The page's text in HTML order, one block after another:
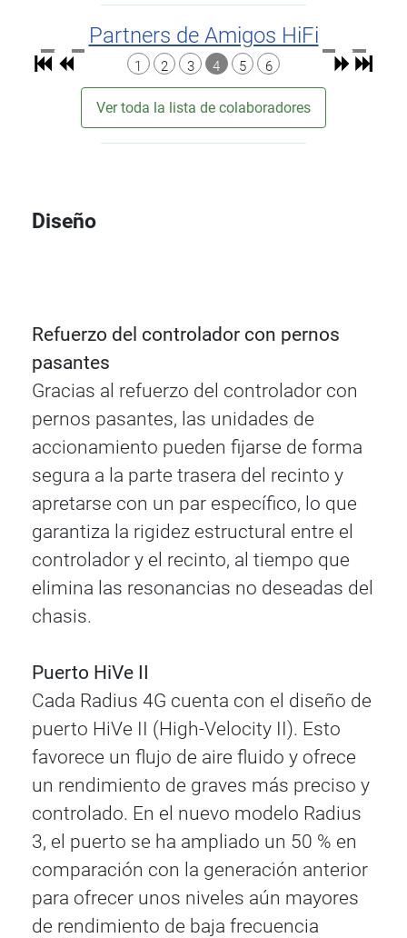
Partners de Amigos HiFi
1 2 3 4 5 6
Ver toda la lista de colaboradores
Diseño
Refuerzo del controlador con pernos
pasantes
Gracias al refuerzo del controlador con
pernos pasantes, las unidades de
accionamiento pueden fijarse de forma
segura a la parte trasera del recinto y
apretarse con un par específico, lo que
garantiza la rigidez estructural entre el
controlador y el recinto, al tiempo que
elimina las resonancias no deseadas del
chasis.
Puerto HiVe II
Cada Radius 4G cuenta con el diseño de
puerto HiVe II (High-Velocity II). Esto
favorece un flujo de aire fluido y ofrece
un rendimiento de graves más preciso y
controlado. En el nuevo modelo Radius
3, el puerto se ha ampliado un 50 % en
comparación con la generación anterior
para ofrecer unos niveles aún mayores
de rendimiento de baja frecuencia